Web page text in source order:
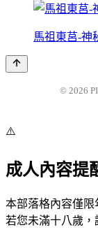
馬祖東莒-神
© 2026
⚠️
成人內容提
本部落格內容僅限
若您未滿十八歲，